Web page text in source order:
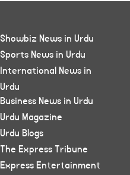
Showbiz News in Urdu
Sports News in Urdu
International News in
Urdu
Business News in Urdu
Urdu Magazine
Urdu Blogs
The Express Tribune
Express Entertainment